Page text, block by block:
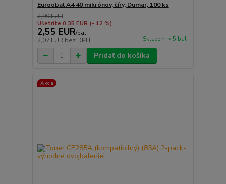
Euroobal A4 40 mikrónov, číry, Dumar, 100 ks
2,90 EUR
Ušetríte 0,35 EUR (- 12 %)
2,55 EUR/bal
2,07 EUR bez DPH Skladom > 5 bal
Pridať do košíka
Akcia